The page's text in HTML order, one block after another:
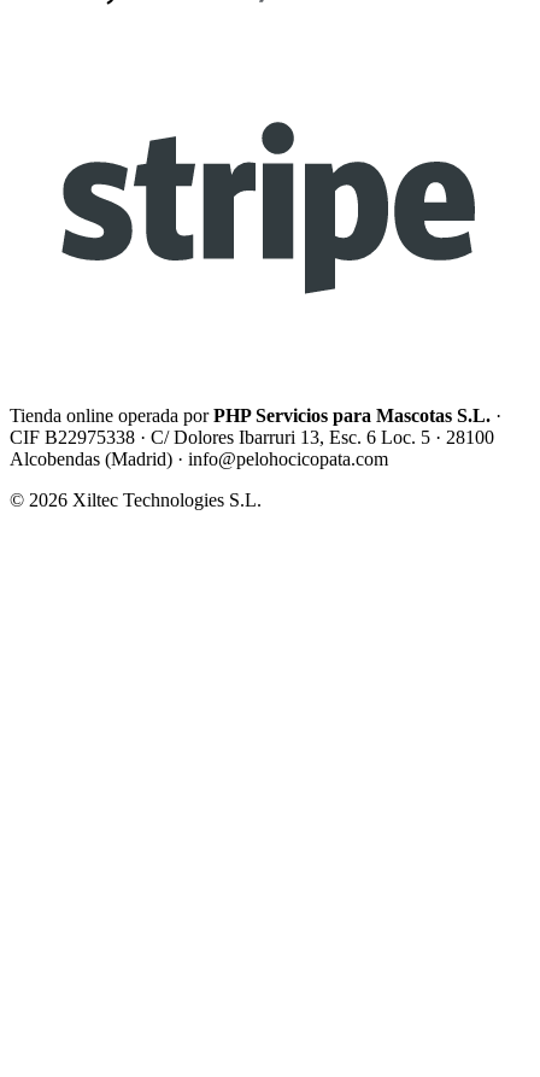
Tienda online operada porPHP Servicios para Mascotas S.L. ·
CIF B22975338 · C/ Dolores Ibarruri 13, Esc. 6 Loc. 5 · 28100
Alcobendas (Madrid) · info@pelohocicopata.com
© 2026 Xiltec Technologies S.L.